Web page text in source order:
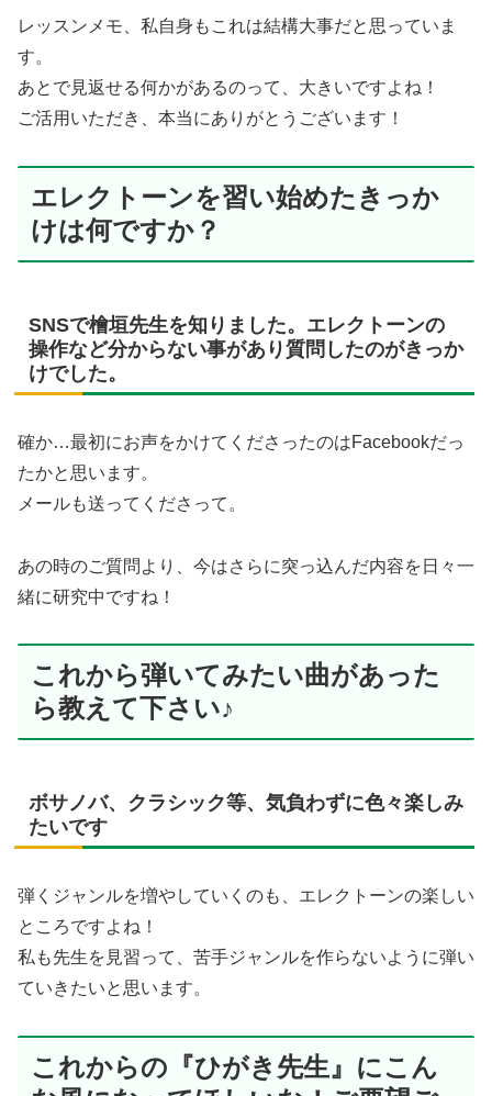
レッスンメモ、私自身もこれは結構大事だと思っていま
す。
あとで見返せる何かがあるのって、大きいですよね！
ご活用いただき、本当にありがとうございます！
エレクトーンを習い始めたきっか
けは何ですか？
SNSで檜垣先生を知りました。エレクトーンの
操作など分からない事があり質問したのがきっか
けでした。
確か…最初にお声をかけてくださったのはFacebookだっ
たかと思います。
メールも送ってくださって。
あの時のご質問より、今はさらに突っ込んだ内容を日々一
緒に研究中ですね！
これから弾いてみたい曲があった
ら教えて下さい♪
ボサノバ、クラシック等、気負わずに色々楽しみ
たいです
弾くジャンルを増やしていくのも、エレクトーンの楽しい
ところですよね！
私も先生を見習って、苦手ジャンルを作らないように弾い
ていきたいと思います。
これからの『ひがき先生』にこん